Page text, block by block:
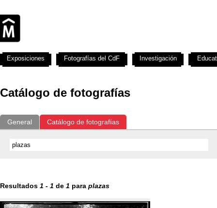
Catálogo de fotografías
General Catálogo de fotografías
Resultados 1 - 1 de 1 para plazas
Exposiciones Fotografías del CdF Investigación